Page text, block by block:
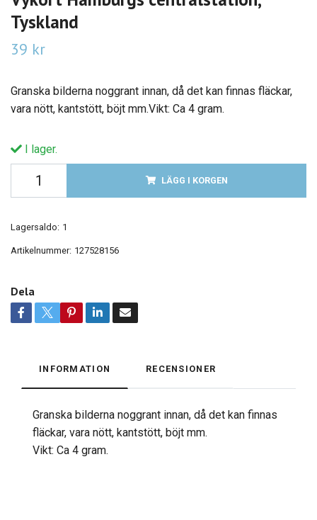
Tyskland
39 kr
Granska bilderna noggrant innan, då det kan finnas fläckar,
vara nött, kantstött, böjt mm.Vikt: Ca 4 gram.
I lager.
LÄGG I KORGEN
Lagersaldo: 1
Artikelnummer: 127528156
Dela
INFORMATION RECENSIONER
Granska bilderna noggrant innan, då det kan finnas
fläckar, vara nött, kantstött, böjt mm.
Vikt: Ca 4 gram.